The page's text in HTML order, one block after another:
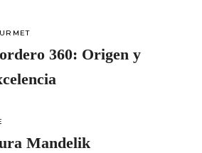
360: Origen y
Mandelik